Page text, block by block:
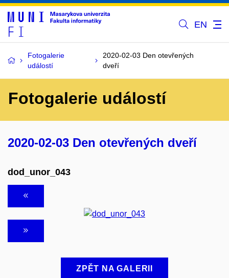
EN
Fotogalerie
událostí
2020-02-03 Den otevřených
dveří
Fotogalerie událostí
2020-02-03 Den otevřených dveří
dod_unor_043
ZPĚT NA GALERII